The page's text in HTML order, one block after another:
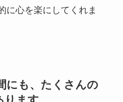
に心を楽にしてくれま
にも、たくさんの